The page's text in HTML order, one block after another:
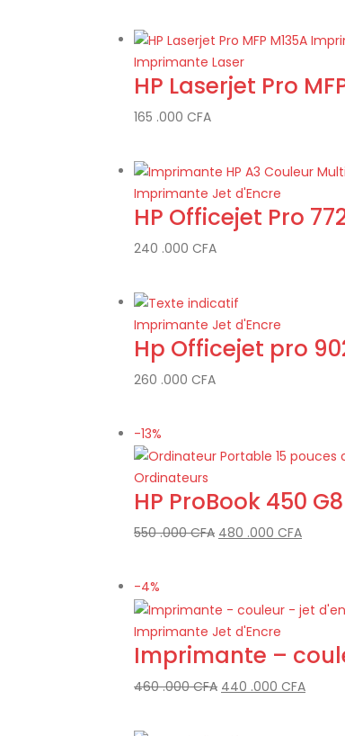
Imprimante Laser
HP Laserjet Pro
165 .000 CFA
Imprimante Jet d'Encre
HP Officejet Pro
240 .000 CFA
Imprimante Jet d'Encre
Hp Officejet pro
260 .000 CFA
-13%
Ordinateurs
HP ProBook 450
550 .000CFA 480 .000 CFA
-4%
Imprimante Jet d'Encre
Imprimante –
460 .000CFA 440 .000 CFA